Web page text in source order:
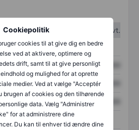
Cookiepolitik
cookies til at give dig en bedre
ved at aktivere, optimere og
drift, samt til at give personligt
og mulighed for at oprette
medier. Ved at vælge "Acceptér
brugen af cookies og den tilhørende
data. Vælg "Administrer
for at administrere dine
Du kan til enhver tid ændre dine
1. kvt.
2. kvt.
XXXXXXX XXXXXXX
XXXXXXX XXXXXXX
XXXXXXX XXXXXXX